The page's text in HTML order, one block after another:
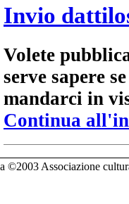
Invio
Volete
serve sapere
mandarci in
Continua
©2003 Associazione